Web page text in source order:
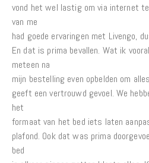
vond het wel lastig om via internet
van me
had goede ervaringen met Livengo,
En dat is prima bevallen. Wat ik
meteen na
mijn bestelling even opbelden om
geeft een vertrouwd gevoel. We
het
formaat van het bed iets laten
plafond. Ook dat was prima
bed